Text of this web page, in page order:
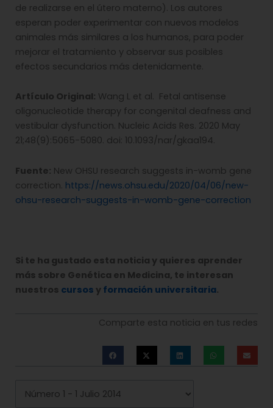
de realizarse en el útero materno). Los autores
esperan poder experimentar con nuevos modelos
animales más similares a los humanos, para poder
mejorar el tratamiento y observar sus posibles
efectos secundarios más detenidamente.
Artículo Original: Wang L et al. Fetal antisense
oligonucleotide therapy for congenital deafness and
vestibular dysfunction. Nucleic Acids Res. 2020 May
21;48(9):5065-5080. doi: 10.1093/nar/gkaa194.
Fuente: New OHSU research suggests in-womb gene
correction. https://news.ohsu.edu/2020/04/06/new-
ohsu-research-suggests-in-womb-gene-correction
Si te ha gustado esta noticia y quieres aprender
más sobre Genética en Medicina, te interesan
nuestros cursos y formación universitaria.
Comparte esta noticia en tus redes